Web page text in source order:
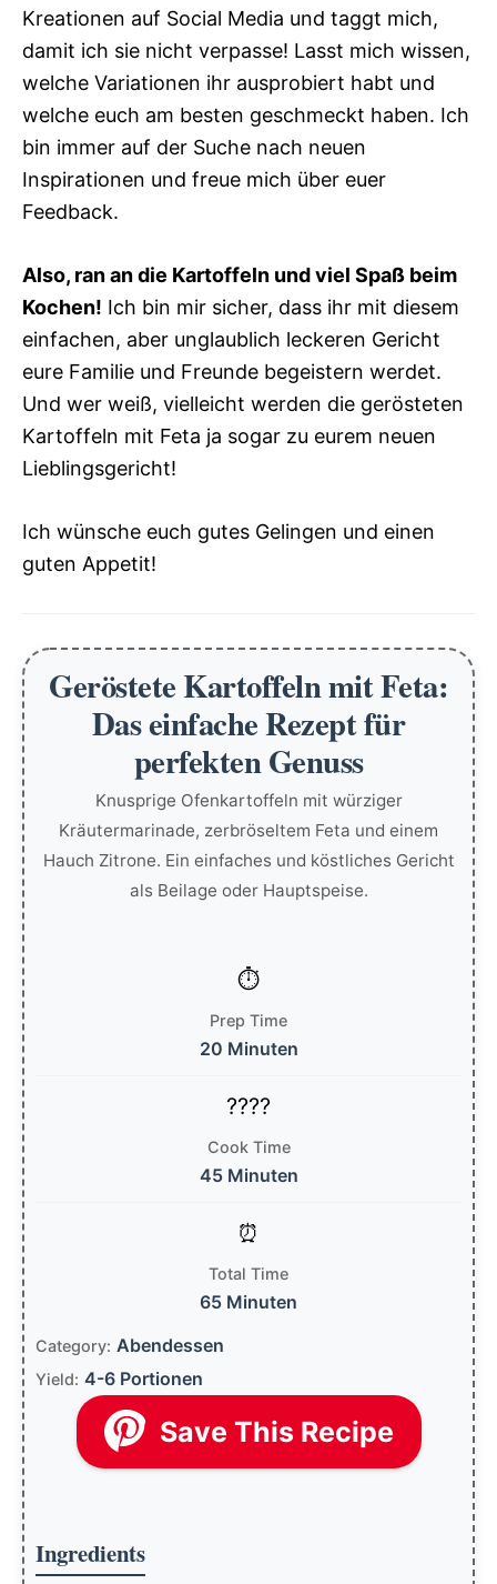
Kreationen auf Social Media und taggt mich,
damit ich sie nicht verpasse! Lasst mich wissen,
welche Variationen ihr ausprobiert habt und
welche euch am besten geschmeckt haben. Ich
bin immer auf der Suche nach neuen
Inspirationen und freue mich über euer
Feedback.
Also, ran an die Kartoffeln und viel Spaß beim
Kochen! Ich bin mir sicher, dass ihr mit diesem
einfachen, aber unglaublich leckeren Gericht
eure Familie und Freunde begeistern werdet.
Und wer weiß, vielleicht werden die gerösteten
Kartoffeln mit Feta ja sogar zu eurem neuen
Lieblingsgericht!
Ich wünsche euch gutes Gelingen und einen
guten Appetit!
Geröstete Kartoffeln mit Feta:
Das einfache Rezept für
perfekten Genuss
Knusprige Ofenkartoffeln mit würziger
Kräutermarinade, zerbröseltem Feta und einem
Hauch Zitrone. Ein einfaches und köstliches Gericht
als Beilage oder Hauptspeise.
Prep Time
20 Minuten
Cook Time
45 Minuten
Total Time
65 Minuten
Category: Abendessen
Yield: 4-6 Portionen
Save This Recipe
Ingredients